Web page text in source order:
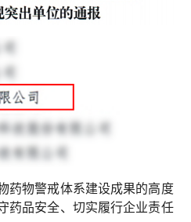
药物警戒体系建设成果的高度
药品安全、切实履行企业责任